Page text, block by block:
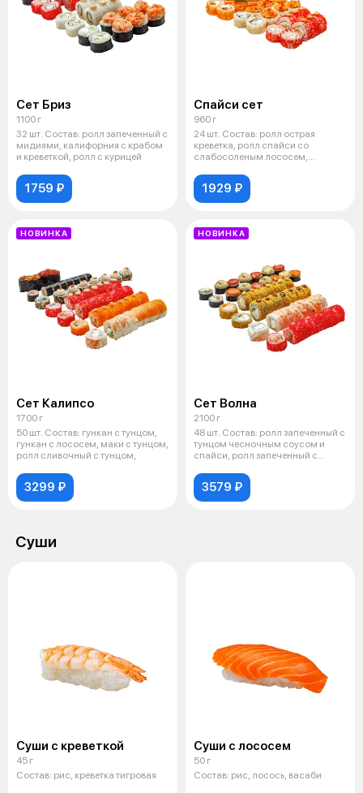
Сет Бриз
1100 г
32 шт. Состав: ролл запеченный с
мидиями, калифорния с крабом
и креветкой, ролл с курицей
1759 ₽
Спайси сет
960 г
24 шт. Состав: ролл острая
креветка, ролл спайси со
слабосоленым лососем,
1929 ₽
НОВИНКА
Сет Калипсо
1700 г
50 шт. Состав: гункан с тунцом,
гункан с лососем, маки с тунцом,
ролл сливочный с тунцом,
3299 ₽
НОВИНКА
Сет Волна
2100 г
48 шт. Состав: ролл запеченный с
тунцом чесночным соусом и
спайси, ролл запеченный с
3579 ₽
Суши
Суши с креветкой
45 г
Состав: рис, креветка тигровая
Суши с лососем
50 г
Состав: рис, лосось, васаби